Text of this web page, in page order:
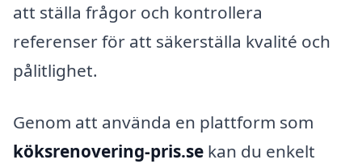
att ställa frågor och kontrollera
referenser för att säkerställa kvalité och
pålitlighet.
Genom att använda en plattform som
köksrenovering-pris.se kan du enkelt